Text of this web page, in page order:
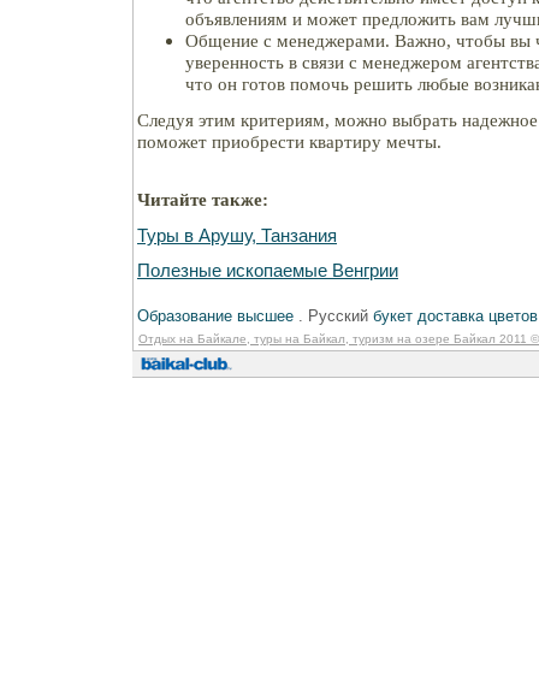
объявлениям и может предложить вам
Общение с менеджерами. Важно, чтобы вы
уверенность в связи с менеджером
что он готов помочь решить любые
Следуя этим критериям, можно выбрать надежное
поможет приобрести квартиру мечты.
Читайте также:
Туры в Арушу, Танзания
Полезные ископаемые Венгрии
Образование высшее . Русский букет доставка
Отдых на Байкале, туры на Байкал, туризм на озере Байкал 2011